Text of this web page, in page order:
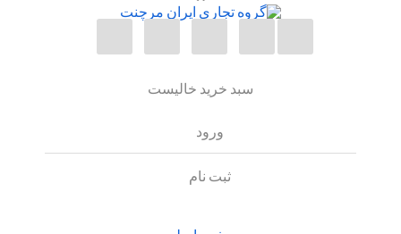
سبد خرید خالیست
ورود
ثبت نام